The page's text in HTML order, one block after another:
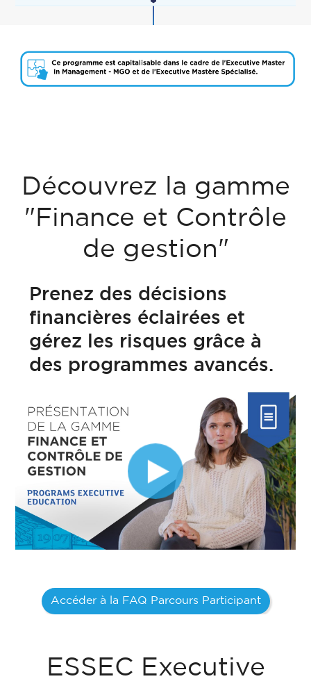
Découvrez la gamme
"Finance et Contrôle
de gestion"
Prenez des décisions
financières éclairées et
gérez les risques grâce à
des programmes avancés.
Accéder à la FAQ Parcours Participant
ESSEC Executive